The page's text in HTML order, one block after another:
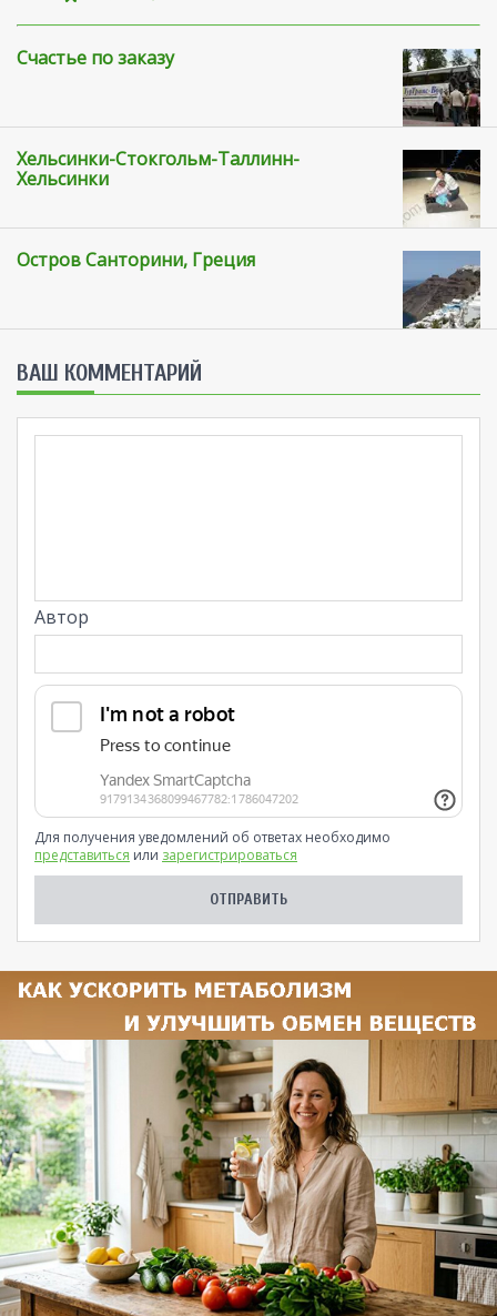
Счастье по заказу
Хельсинки-Стокгольм-Таллинн-
Хельсинки
Остров Санторини, Греция
ВАШ КОММЕНТАРИЙ
Автор
Для получения уведомлений об ответах необходимо
представиться или зарегистрироваться